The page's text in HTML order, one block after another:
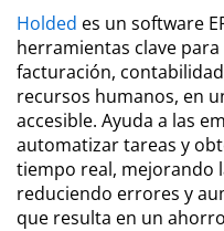
Holded es un software
herramientas clave
facturación,
recursos humanos, en
accesible. Ayuda a las
automatizar tareas y
tiempo real, mejorando
reduciendo errores y
que resulta en un